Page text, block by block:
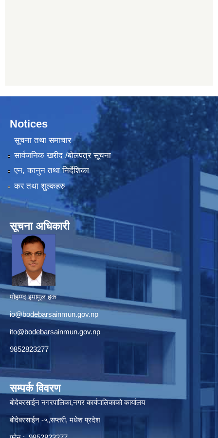
Notices
सूचना तथा समाचार
सार्वजनिक खरीद /बोलपत्र सूचना
एन, कानुन तथा निर्देशिका
कर तथा शुल्कहरु
सूचना अधिकारी
मोहम्म्द इमामुल हक
io@bodebarsainmun.gov.np
ito@bodebarsainmun.gov.np
9852823277
सम्पर्क विवरण
बोदेबरसाईन नगरपालिका,नगर कार्यपालिकाको कार्यालय
बोदेबरसाईन -५,सप्तरी, मधेश प्रदेश